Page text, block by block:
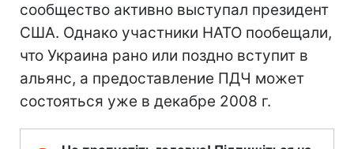
сообщество активно выступал президент
США. Однако участники НАТО пообещали,
что Украина рано или поздно вступит в
альянс, а предоставление ПДЧ может
состояться уже в декабре 2008 г.